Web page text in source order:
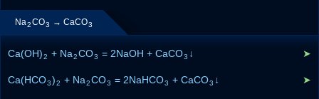
Na2CO3 → CaCO3
Ca(OH)2 + Na2CO3 = 2NaOH + CaCO3 ↓ ➤
Ca(HCO3)2 + Na2CO3 = 2NaHCO3 + CaCO3 ↓ ➤